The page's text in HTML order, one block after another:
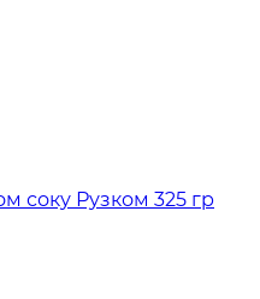
соку Рузком 325 гр